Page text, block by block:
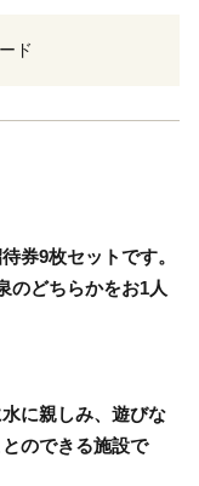
ド
券9枚セットです。
のどちらかをお1人
に親しみ、遊びな
のできる施設で